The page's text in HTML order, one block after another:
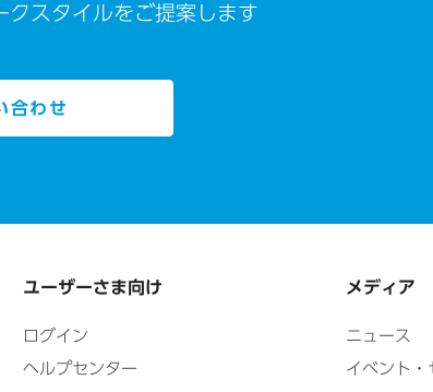
クスタイルをご提案します
合わせ
ユーザーさま向け
ログイン
ヘルプセンター
メディア
ニュース
イベント・